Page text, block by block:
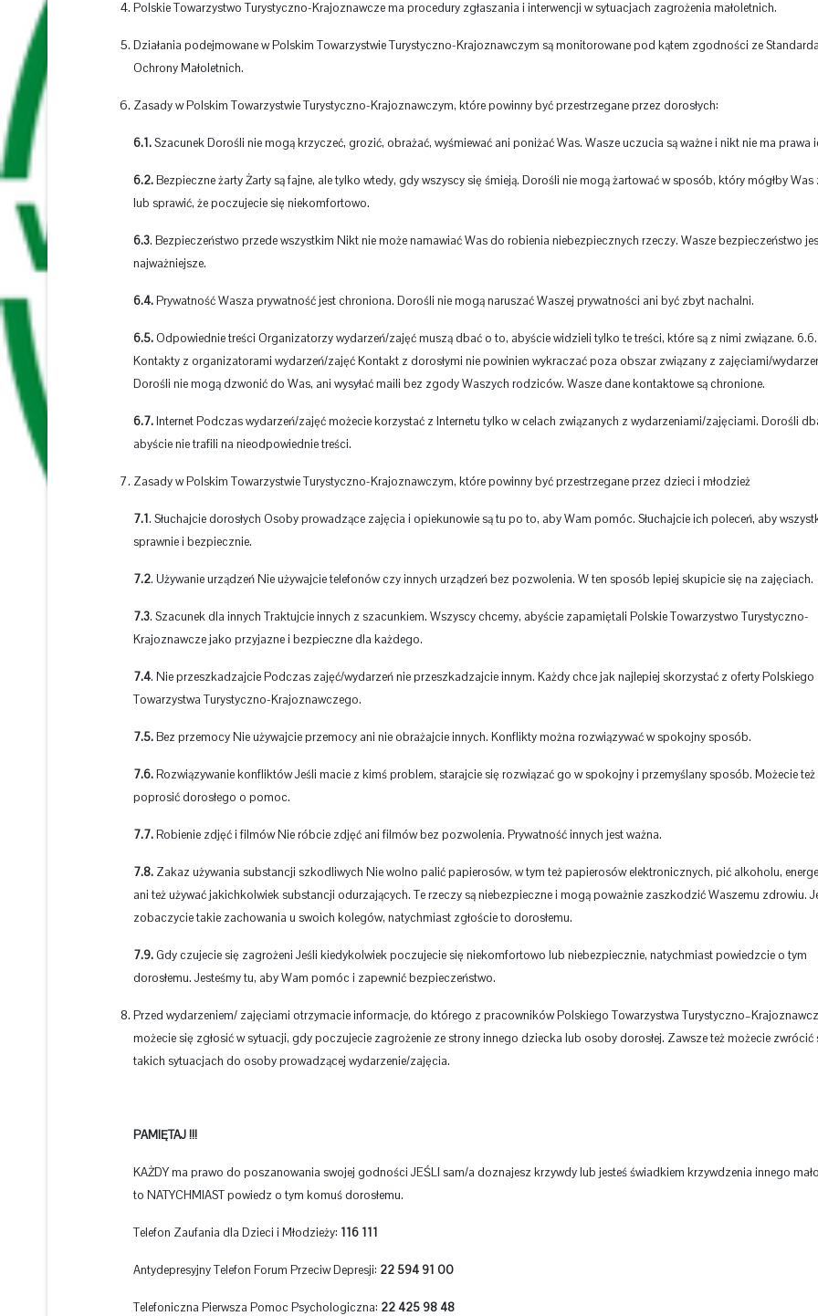
Polskie Towarzystwo Turystyczno-Krajoznawcze ma procedury zgłaszania i interwencji w sytuacjach zagrożenia małoletnich.
Działania podejmowane w Polskim Towarzystwie Turystyczno-Krajoznawczym są monitorowane pod kątem zgodności ze
Ochrony Małoletnich.
Zasady w Polskim Towarzystwie Turystyczno-Krajoznawczym, które powinny być przestrzegane przez dorosłych:
6.1.Szacunek Dorośli nie mogą krzyczeć, grozić, obrażać, wyśmiewać ani poniżać Was. Wasze uczucia są ważne i nikt nie ma prawa
6.2.Bezpieczne żarty Żarty są fajne, ale tylko wtedy, gdy wszyscy się śmieją. Dorośli nie mogą żartować w sposób, który mógłby Was
lub sprawić, że poczujecie się niekomfortowo.
6.3. Bezpieczeństwo przede wszystkim Nikt nie może namawiać Was do robienia niebezpiecznych rzeczy. Wasze bezpieczeństwo
najważniejsze.
6.4.Prywatność Wasza prywatność jest chroniona. Dorośli nie mogą naruszać Waszej prywatności ani być zbyt nachalni.
6.5.Odpowiednie treści Organizatorzy wydarzeń/zajęć muszą dbać o to, abyście widzieli tylko te treści, które są z nimi związane. 6.6.
Kontakty z organizatorami wydarzeń/zajęć Kontakt z dorosłymi nie powinien wykraczać poza obszar związany z zajęciami/
Dorośli nie mogą dzwonić do Was, ani wysyłać maili bez zgody Waszych rodziców. Wasze dane kontaktowe są chronione.
6.7.Internet Podczas wydarzeń/zajęć możecie korzystać z Internetu tylko w celach związanych z wydarzeniami/zajęciami. Dorośli
abyście nie trafili na nieodpowiednie treści.
Zasady w Polskim Towarzystwie Turystyczno-Krajoznawczym, które powinny być przestrzegane przez dzieci i młodzież
7.1. Słuchajcie dorosłych Osoby prowadzące zajęcia i opiekunowie są tu po to, aby Wam pomóc. Słuchajcie ich poleceń, aby
sprawnie i bezpiecznie.
7.2. Używanie urządzeń Nie używajcie telefonów czy innych urządzeń bez pozwolenia. W ten sposób lepiej skupicie się na zajęciach.
7.3. Szacunek dla innych Traktujcie innych z szacunkiem. Wszyscy chcemy, abyście zapamiętali Polskie Towarzystwo Turystyczno-
Krajoznawcze jako przyjazne i bezpieczne dla każdego.
7.4. Nie przeszkadzajcie Podczas zajęć/wydarzeń nie przeszkadzajcie innym. Każdy chce jak najlepiej skorzystać z oferty Polskiego
Towarzystwa Turystyczno-Krajoznawczego.
7.5.Bez przemocy Nie używajcie przemocy ani nie obrażajcie innych. Konflikty można rozwiązywać w spokojny sposób.
7.6.Rozwiązywanie konfliktów Jeśli macie z kimś problem, starajcie się rozwiązać go w spokojny i przemyślany sposób. Możecie też
poprosić dorosłego o pomoc.
7.7.Robienie zdjęć i filmów Nie róbcie zdjęć ani filmów bez pozwolenia. Prywatność innych jest ważna.
7.8. Zakaz używania substancji szkodliwych Nie wolno palić papierosów, w tym też papierosów elektronicznych, pić alkoholu,
ani też używać jakichkolwiek substancji odurzających. Te rzeczy są niebezpieczne i mogą poważnie zaszkodzić Waszemu zdrowiu.
zobaczycie takie zachowania u swoich kolegów, natychmiast zgłoście to dorosłemu.
7.9.Gdy czujecie się zagrożeni Jeśli kiedykolwiek poczujecie się niekomfortowo lub niebezpiecznie, natychmiast powiedzcie o tym
dorosłemu. Jesteśmy tu, aby Wam pomóc i zapewnić bezpieczeństwo.
Przed wydarzeniem/ zajęciami otrzymacie informacje, do którego z pracowników Polskiego Towarzystwa
możecie się zgłosić w sytuacji, gdy poczujecie zagrożenie ze strony innego dziecka lub osoby dorosłej. Zawsze też możecie zwrócić
takich sytuacjach do osoby prowadzącej wydarzenie/zajęcia.
PAMIĘTAJ !!!
KAŻDY ma prawo do poszanowania swojej godności JEŚLI sam/a doznajesz krzywdy lub jesteś świadkiem krzywdzenia innego
to NATYCHMIAST powiedz o tym komuś dorosłemu.
Telefon Zaufania dla Dzieci i Młodzieży: 116 111
Antydepresyjny Telefon Forum Przeciw Depresji: 22 594 91 00
Telefoniczna Pierwsza Pomoc Psychologiczna: 22 425 98 48